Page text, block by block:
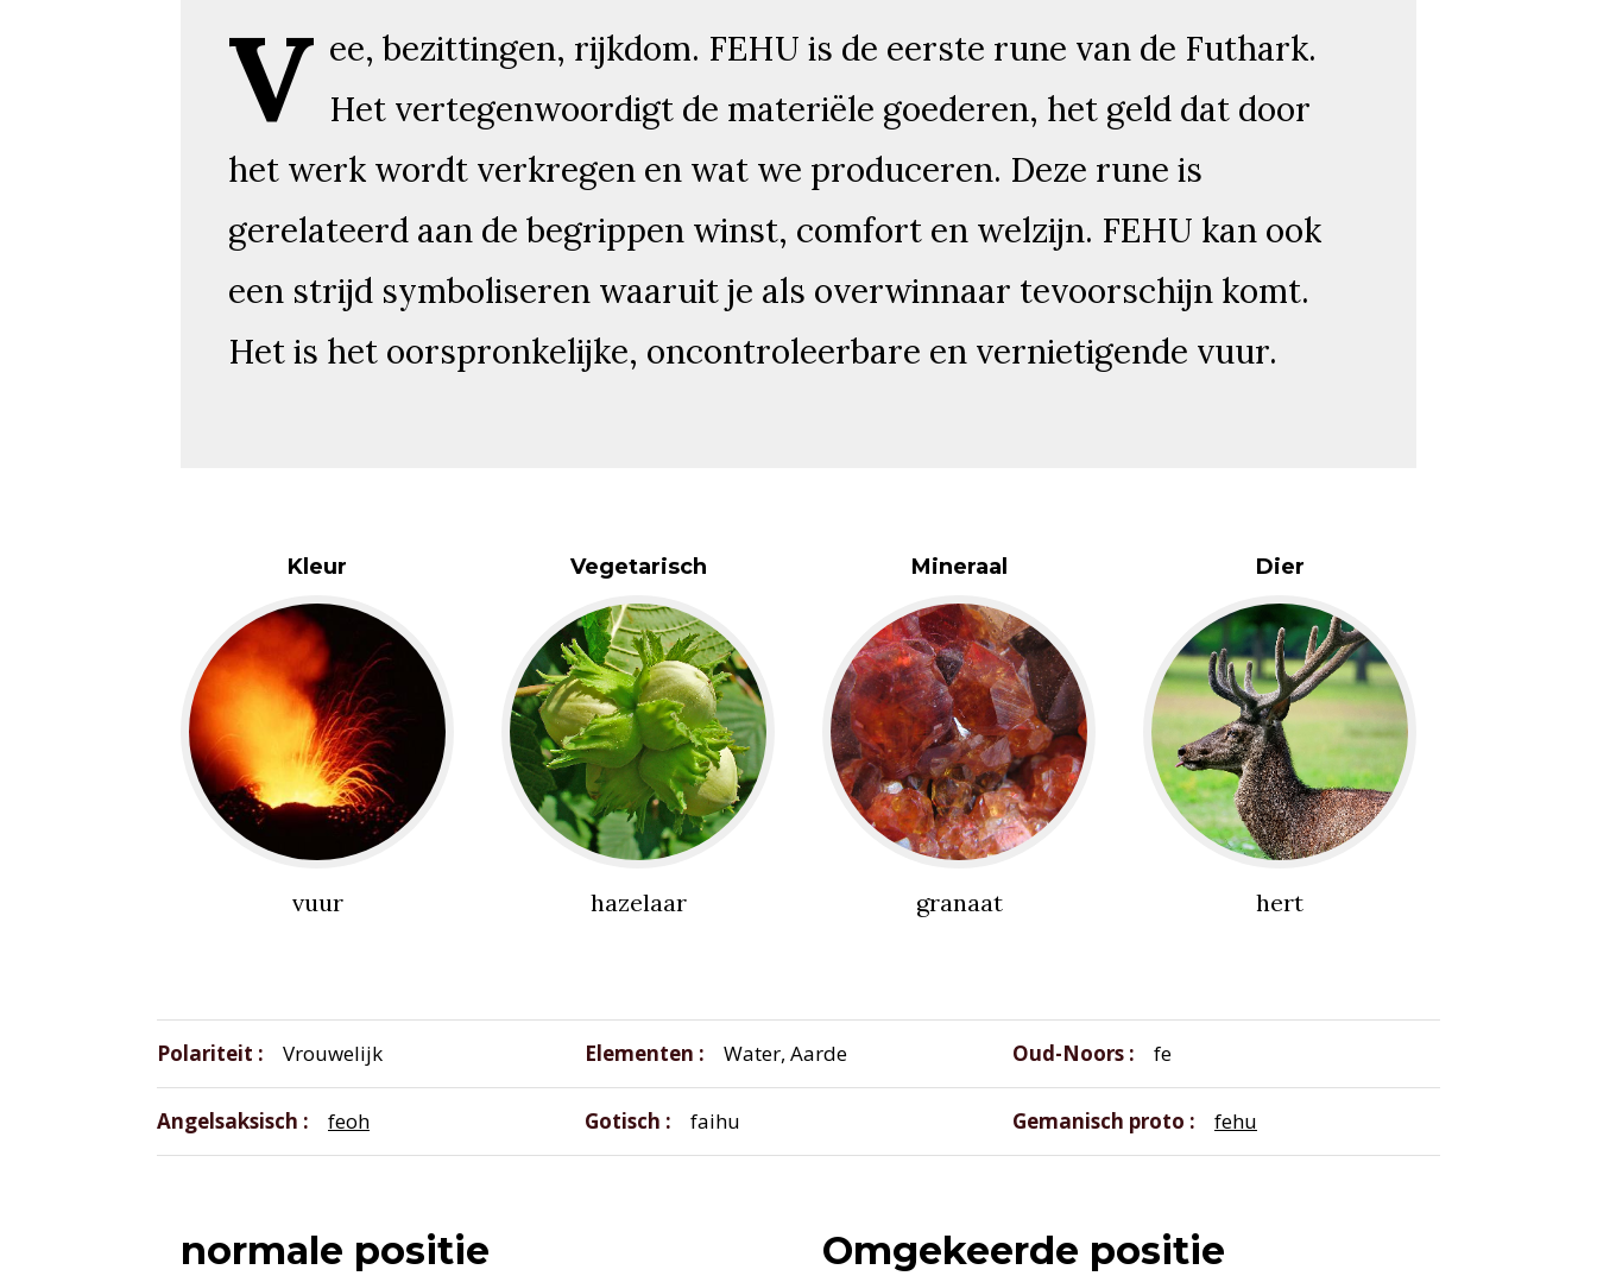
V ee, bezittingen, rijkdom. FEHU is de eerste rune van de Futhark.
Het vertegenwoordigt de materiële goederen, het geld dat door
het werk wordt verkregen en wat we produceren. Deze rune is
gerelateerd aan de begrippen winst, comfort en welzijn. FEHU kan ook
een strijd symboliseren waaruit je als overwinnaar tevoorschijn komt.
Het is het oorspronkelijke, oncontroleerbare en vernietigende vuur.
Kleur
vuur
Vegetarisch
hazelaar
Mineraal
granaat
Dier
hert
Polariteit Vrouwelijk Elementen Water, Aarde Oud-Noors fe
Angelsaksisch feoh Gotisch faihu Gemanisch proto fehu
normale positie Omgekeerde positie